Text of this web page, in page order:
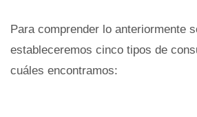
Para comprender lo anteriormente
estableceremos cinco tipos de
cuáles encontramos: